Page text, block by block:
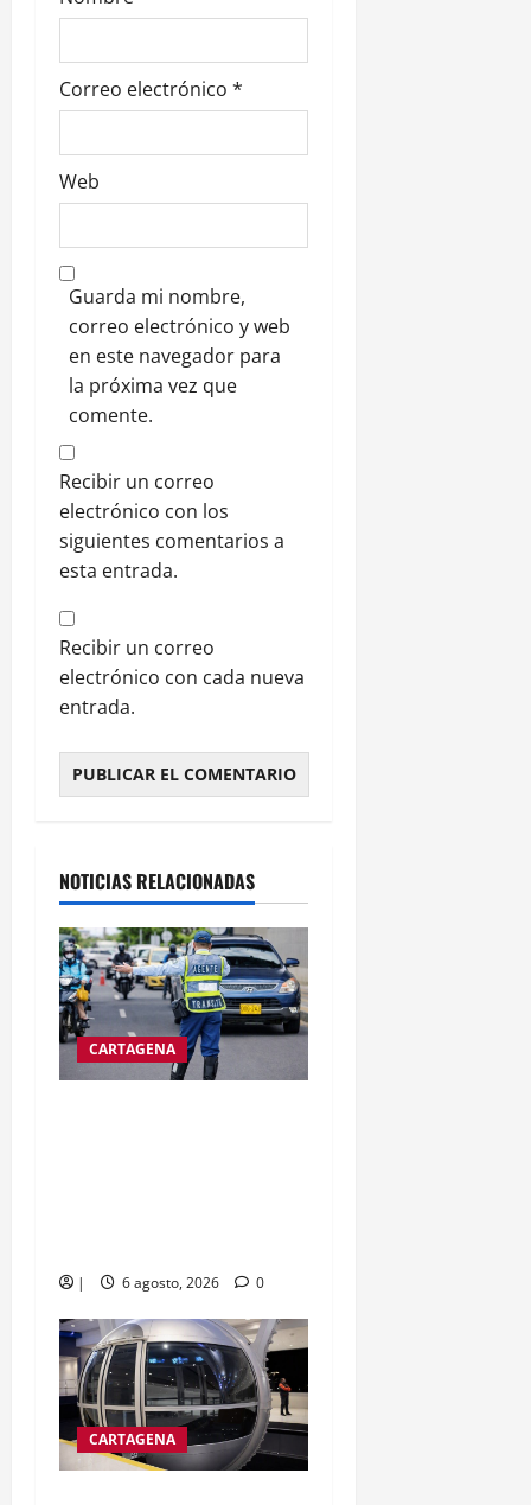
s
Correo electrónico *
Web
Guarda mi nombre,
correo electrónico y web
en este navegador para
la próxima vez que
comente.
Recibir un correo
electrónico con los
siguientes comentarios a
esta entrada.
Recibir un correo
electrónico con cada nueva
entrada.
NOTICIAS RELACIONADAS
CARTAGENA
| 6 agosto, 2026 0
CARTAGENA